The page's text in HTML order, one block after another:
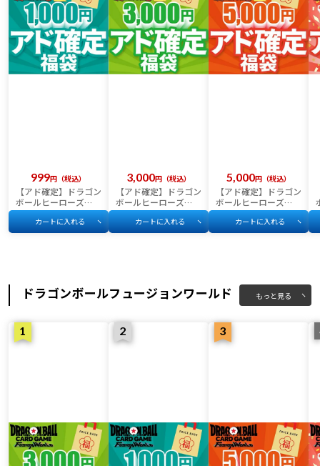
【アド確定】ドラゴン
ボールヒーローズ
1,000円福袋
999 税込
カートに入れる
【アド確定】ドラゴン
ボールヒーローズ
3,000円福袋
3,000 税込
カートに入れる
【アド確定】ドラゴン
ボールヒーローズ
5,000円福袋
5,000 税込
カートに入れる
ドラゴンボールフュージョンワールド もっと見る